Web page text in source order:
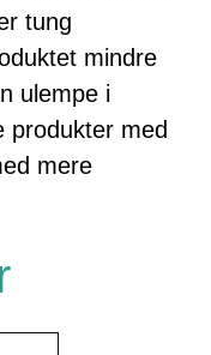
tung
mindre
ulempe i
produkter med
mere